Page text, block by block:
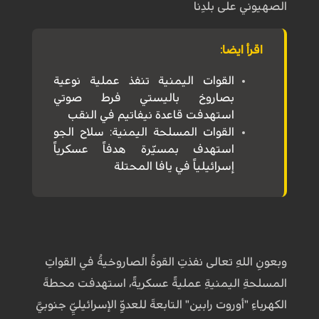
الصهيوني على بلدِنا
اقرأ ايضا:
القوات اليمنية تنفذ عملية نوعية
بصاروخ باليستي فرط صوتي
استهدفت قاعدة نيفاتيم في النقب
القوات المسلحة اليمنية: سلاح الجو
استهدف بمسيّرة هدفاً عسكرياً
إسرائيلياً في يافا المحتلة
وبعونِ اللهِ تعالى نفذتِ القوةُ الصاروخيةُ في القواتِ
المسلحةِ اليمنيةِ عمليةً عسكريةً، استهدفت محطةَ
الكهرباءِ "أوروت رابين" التابعةَ للعدوِّ الإسرائيليِّ جنوبيَّ